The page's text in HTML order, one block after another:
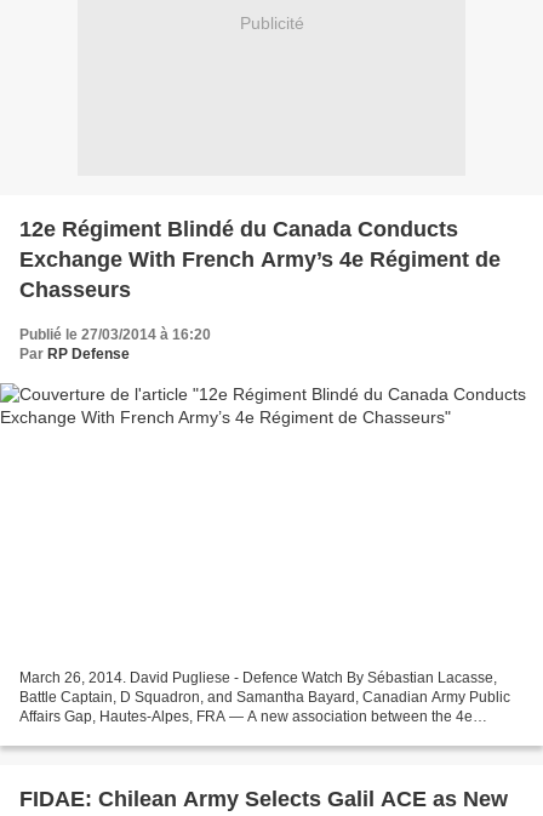
Publicité
12e Régiment Blindé du Canada Conducts
Exchange With French Army’s 4e Régiment de
Chasseurs
Publié le 27/03/2014 à 16:20
Par RP Defense
March 26, 2014. David Pugliese - Defence Watch By Sébastian Lacasse,
Battle Captain, D Squadron, and Samantha Bayard, Canadian Army Public
Affairs Gap, Hautes-Alpes, FRA — A new association between the 4e
FIDAE: Chilean Army Selects Galil ACE as New